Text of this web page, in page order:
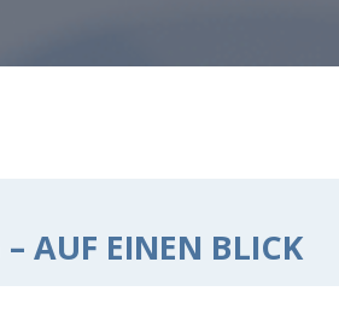
– AUF EINEN BLICK